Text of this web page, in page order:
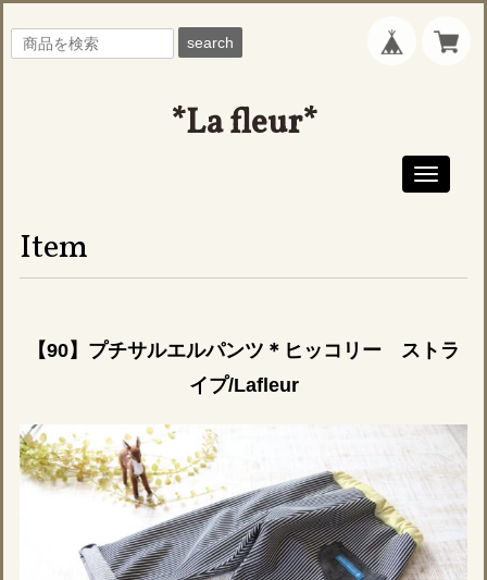
search
*La fleur*
Toggle
Item
【90】プチサルエルパンツ＊ヒッコリー ストラ
イプ/Lafleur